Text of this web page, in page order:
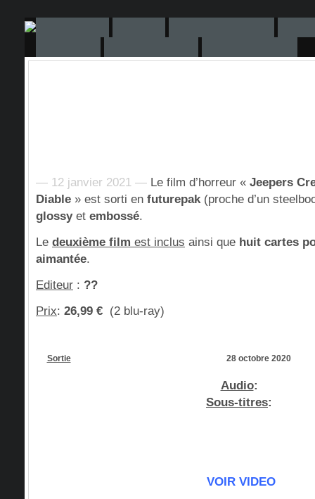
— 12 janvier 2021 — Le film d’horreur « Jeepers
Diable » est sorti en futurepak(proche d’un
glossyet embossé.
Le deuxième film est inclus ainsi que huit cartes
aimantée.
Editeur : ??
Prix: 26,99 € (2 blu-ray)
Sortie 28 octobre 2020
Audio:
Sous-titres:
VOIR VIDEO